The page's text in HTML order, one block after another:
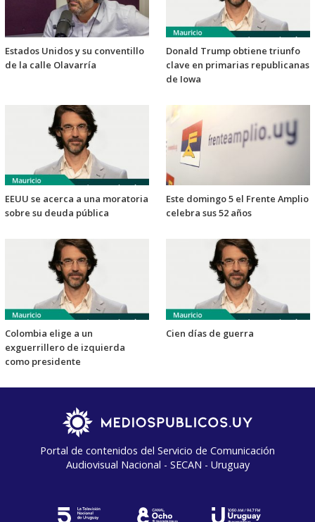
Estados Unidos y su conventillo
de la calle Olavarría
Donald Trump obtiene triunfo
clave en primarias republicanas
de Iowa
EEUU se acerca a una moratoria
sobre su deuda pública
Este domingo 5 el Frente Amplio
celebra sus 52 años
Colombia elige a un
exguerrillero de izquierda
como presidente
Cien días de guerra
Portal de contenidos del Servicio de Comunicación
Audiovisual Nacional - SECAN - Uruguay